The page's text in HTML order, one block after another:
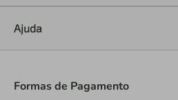
Ajuda
Formas de Pagamento